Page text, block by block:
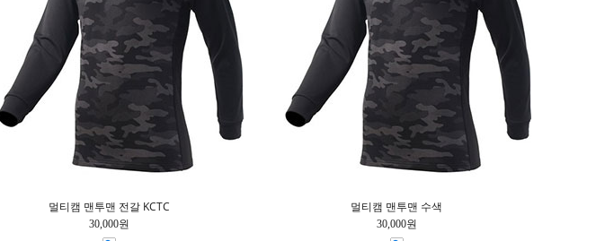
멀티캠 맨투맨 전갈 KCTC
30,000원
멀티캠 맨투맨 수색
30,000원